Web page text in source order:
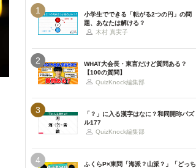
1
小学生でできる「転がる2つの円」の問
題、あなたは解ける？
木村 真実子
2
WHAT大会長・東言だけど質問ある？
【100の質問】
QuizKnock編集部
3
「？」に入る漢字はなに？和同開珎パズ
ル177
QuizKnock編集部
4
ふくらP×東問「海派？山派？」「どっち